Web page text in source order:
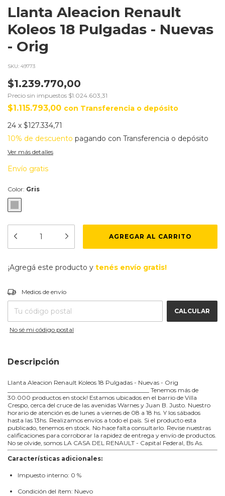
Llanta Aleacion Renault
Koleos 18 Pulgadas - Nuevas
- Orig
SKU: 49773
$1.239.770,00
Precio sin impuestos $1.024.603,31
$1.115.793,00 con Transferencia o depósito
24 x $127.334,71
10% de descuento pagando con Transferencia o depósito
Ver más detalles
Envío gratis
Color: Gris
¡Agregá este producto y tenés envío gratis!
Entregas para el CP:
Medios de envío
CALCULAR
No sé mi código postal
Descripción
Llanta Aleacion Renault Koleos 18 Pulgadas - Nuevas - Orig
_______________________________________________ Tenemos más de
30.000 productos en stock! Estamos ubicados en el barrio de Villa
Crespo, cerca del cruce de las avenidas Warnes y Juan B. Justo. Nuestro
horario de atención es de lunes a viernes de 08 a 18 hs. Y los sábados
hasta las 13hs. Realizamos envíos a todo el país. Si el producto esta
publicado, tenemos en stock. No hace falta consultarlo. Revise nuestras
calificaciones para corroborar la rapidez de entrega y envío de productos.
No se olvide, somos LA CASA DEL RENAULT - Capital Federal, Bs As.
Características adicionales:
Impuesto interno: 0 %
Condición del ítem: Nuevo